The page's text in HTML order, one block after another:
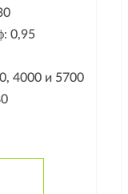
0,95
4000 и 5700